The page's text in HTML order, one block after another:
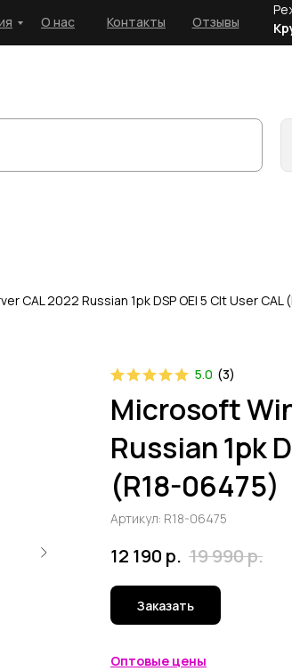
О нас Контакты Отзывы
CAL 2022 Russian 1pk DSP OEI 5 Clt User CAL
5.0 (3)
Microsoft
Russian 1pk
(R18-06475)
Артикул: R18-06475
12 190 р. 19 990р.
Заказать
Оптовые цены